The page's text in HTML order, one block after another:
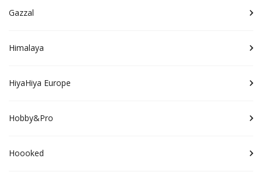
Gazzal
Himalaya
HiyaHiya Europe
Hobby&Pro
Hoooked